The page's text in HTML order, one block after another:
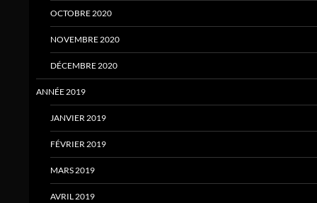
OCTOBRE 2020
NOVEMBRE 2020
DÉCEMBRE 2020
ANNÉE 2019
JANVIER 2019
FÉVRIER 2019
MARS 2019
AVRIL 2019